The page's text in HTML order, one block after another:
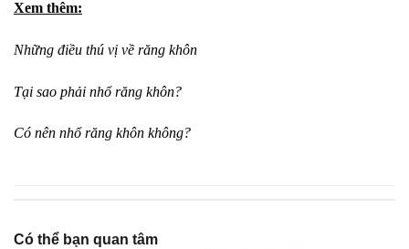
Xem thêm:
Những điều thú vị về răng khôn
Tại sao phải nhổ răng khôn?
Có nên nhổ răng khôn không?
Có thể bạn quan tâm